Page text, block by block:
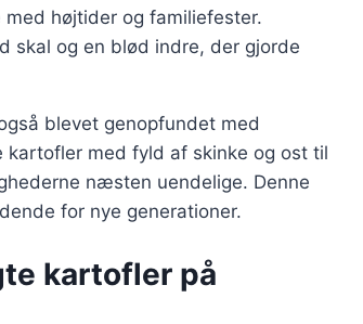
højtider og familiefester.
skal og en blød indre, der gjorde
blevet genopfundet med
kartofler med fyld af skinke og ost til
næsten uendelige. Denne
for nye generationer.
kartofler på